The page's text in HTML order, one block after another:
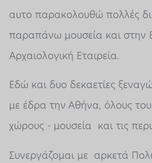
αυτο παρακολουθώ πολλές
παραπάνω μουσεία και στην
Αρχαιολογική Εταιρεία.
Εδώ και δυο δεκαετίες
με έδρα την Αθήνα, όλους
χώρους - μουσεία και τις
Συνεργάζομαι με αρκετά